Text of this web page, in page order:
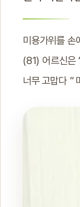
미용가위를 손
(81) 어르신은
너무 고맙다 ”